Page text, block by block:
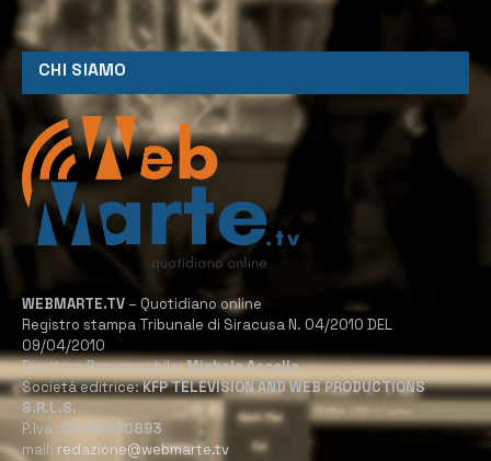
CHI SIAMO
WEBMARTE.TV – Quotidiano online
Registro stampa Tribunale di Siracusa N. 04/2010 DEL
09/04/2010
Direttore Responsabile:Michele Accolla
Società editrice:KFP TELEVISION AND WEB PRODUCTIONS
S.R.L.S.
P.Iva: 02184950893
mail: redazione@webmarte.tv